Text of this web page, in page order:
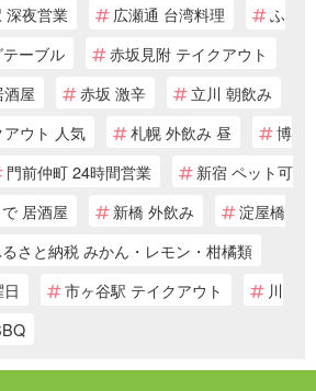
深夜営業 広瀬通 台湾料理
ふ
ーブル
赤坂見附 テイクアウト
屋
赤坂 激辛
立川 朝飲み
ウト 人気
札幌 外飲み 昼
博
門前仲町 24時間営業
新宿 ペット可
居酒屋 新橋 外飲み
淀屋橋
さと納税 みかん・レモン・柑橘類
市ヶ谷駅 テイクアウト
川